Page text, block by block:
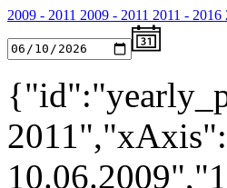
2009 - 2011 2009 - 2011 2011 - 2016